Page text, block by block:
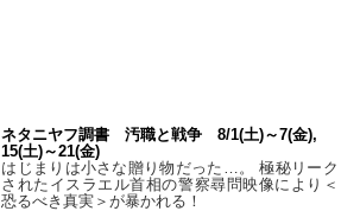
ネタニヤフ調書 汚職と戦争 8/1(土)～7(金),
15(土)～21(金)
はじまりは小さな贈り物だった…。 極秘リーク
されたイスラエル首相の警察尋問映像により＜
恐るべき真実＞が暴かれる！